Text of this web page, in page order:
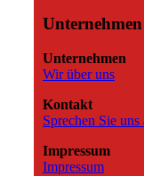
Unternehmen
Unternehmen
Wir über uns
Kontakt
Sprechen Sie uns
Impressum
Impressum